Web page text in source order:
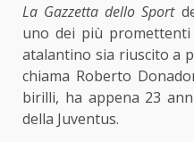
La Gazzetta dello Sport
uno dei più
atalantino sia riuscito a
chiama Roberto
birilli, ha appena 23
della Juventus.